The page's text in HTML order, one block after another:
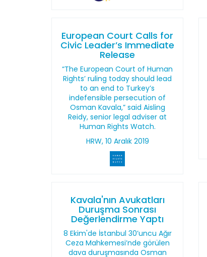
European Court Calls for
Civic Leader’s Immediate
Release
“The European Court of Human
Rights’ ruling today should lead
to an end to Turkey’s
indefensible persecution of
Osman Kavala,” said Aisling
Reidy, senior legal adviser at
Human Rights Watch.
HRW, 10 Aralık 2019
Kavala'nın Avukatları
Duruşma Sonrası
Değerlendirme Yaptı
8 Ekim'de İstanbul 30’uncu Ağır
Ceza Mahkemesi’nde görülen
dava duruşmasında Osman